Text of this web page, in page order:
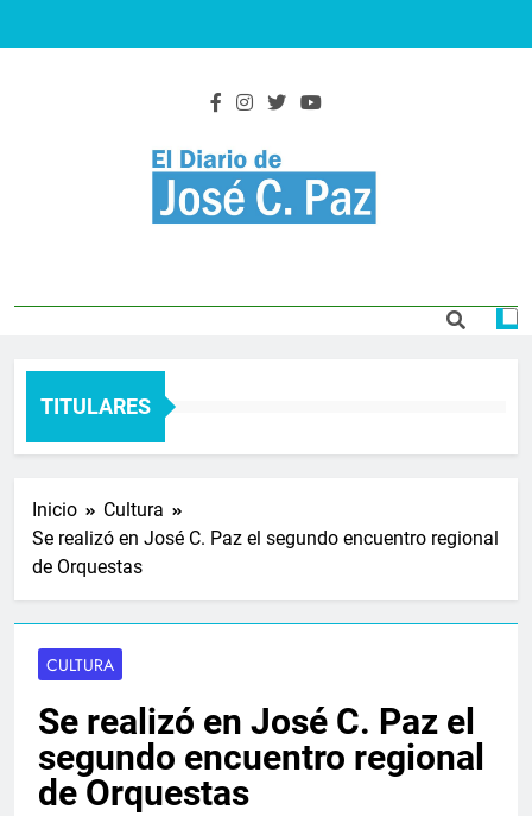
C. Paz
TITULARES
Inicio
Cultura
Se realizó en José C. Paz el segundo encuentro regional
de Orquestas
CULTURA
Se realizó en José C. Paz el
segundo encuentro regional
de Orquestas